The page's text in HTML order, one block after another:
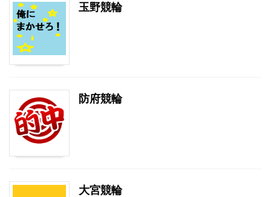
玉野競輪
防府競輪
大宮競輪